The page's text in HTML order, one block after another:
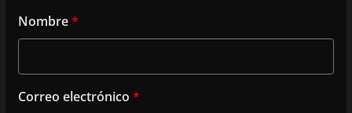
Nombre*
Correo electrónico *